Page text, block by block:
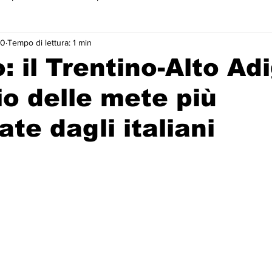
piano
il Trentino-Alto
delle mete più
dagli italiani
Tempo di lettura: 1 min